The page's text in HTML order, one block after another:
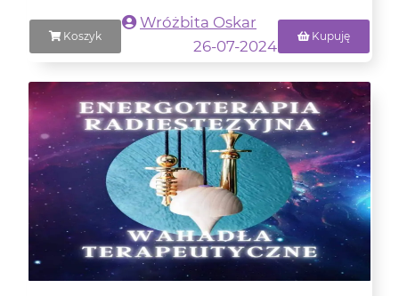
Koszyk Kupuję
Wróżbita Oskar
26-07-2024